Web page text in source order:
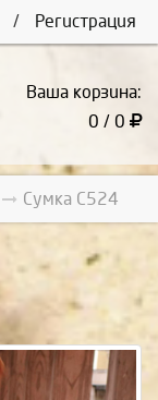
/ Регистрация
Ваша корзина:
0 / 0
Сумка С524